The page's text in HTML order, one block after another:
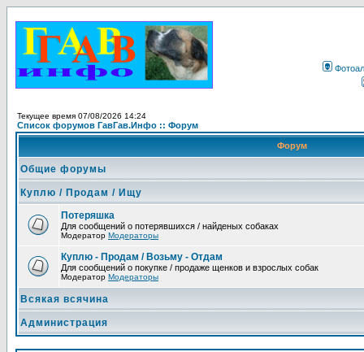
Текущее время 07/08/2026 14:24
Список форумов ГавГав.Инфо :: Форум
Форум
Общие форумы
Куплю / Продам / Ищу
Потеряшка
Для сообщений о потерявшихся / найденых собаках
Модератор Модераторы
Куплю - Продам / Возьму - Отдам
Для сообщений о покупке / продаже щенков и взрослых собак
Модератор Модераторы
Всякая всячина
Администрация